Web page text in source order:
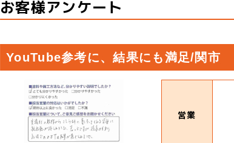
お客様アンケート
YouTube参考に、結果にも満足/関市
営業